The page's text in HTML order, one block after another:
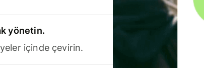
yönetin.
içinde çevirin.